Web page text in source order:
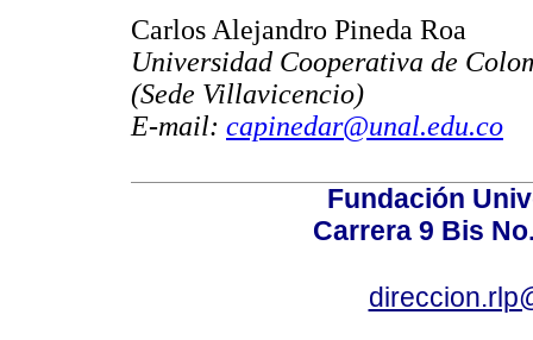
Carlos Alejandro Pineda Roa
Universidad Cooperativa de
(Sede Villavicencio)
E-mail: capinedar@unal.edu.co
Fundación
Carrera 9 Bis